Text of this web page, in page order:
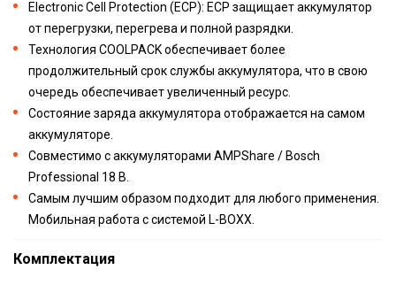
Electronic Cell Protection (ECP): ECP защищает аккумулятор
от перегрузки, перегрева и полной разрядки.
Технология COOLPACK обеспечивает более
продолжительный срок службы аккумулятора, что в свою
очередь обеспечивает увеличенный ресурс.
Состояние заряда аккумулятора отображается на самом
аккумуляторе.
Совместимо с аккумуляторами AMPShare / Bosch
Professional 18 В.
Самым лучшим образом подходит для любого применения.
Мобильная работа с системой L-BOXX.
Комплектация